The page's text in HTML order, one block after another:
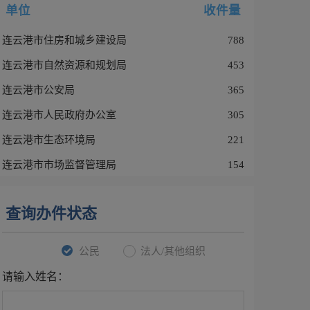
单位 收件量
连云港市住房和城乡建设局 788
连云港市自然资源和规划局 453
连云港市公安局 365
连云港市人民政府办公室 305
连云港市生态环境局 221
连云港市市场监督管理局 154
查询办件状态
公民 法人/其他组织
请输入姓名：